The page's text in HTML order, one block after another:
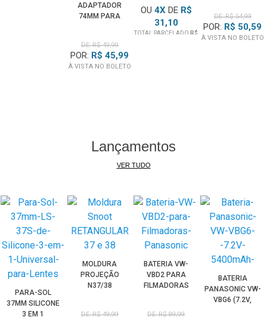
ADAPTADOR
74MM PARA
DSC-H7, DSC-
H9, DSC-H10,
DSC-H50 E DSC-
DE: R$ 49,99
POR: R$ 45,99
À VISTA NO BOLETO
OU 4XDE R$
31,10
TOTAL PARCELADO R$
A85
DE: R$ 54,99
POR: R$ 50,59
À VISTA NO BOLETO
Lançamentos
VER TUDO
PARA-SOL
37MM SILICONE
3 EM 1
MOLDURA
PROJEÇÃO
N37/38
DE: R$ 49,99
BATERIA VW-
VBD2 PARA
FILMADORAS
DE: R$ 89,99
BATERIA
PANASONIC VW-
VBG6 (7.2V,